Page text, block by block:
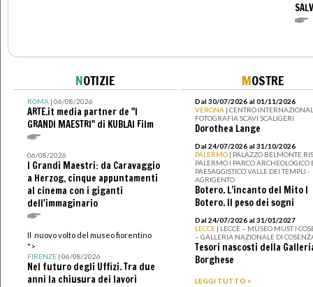
NOTIZIE
ROMA| 06/08/2026
ARTE.it media partner de "I
GRANDI MAESTRI" di KUBLAI Film
06/08/2026
I Grandi Maestri: da Caravaggio
a Herzog, cinque appuntamenti
al cinema con i giganti
dell'immaginario
Il nuovo volto del museo fiorentino
">
FIRENZE| 06/08/2026
Nel futuro degli Uffizi. Tra due
anni la chiusura dei lavori
MOSTRE
Dal 30/07/2026 al 01/11/2026
VERONA | CENTRO
FOTOGRAFIA SCAVI SCALIGERI
Dorothea Lange
Dal 24/07/2026 al 31/10/2026
PALERMO | PALAZZO BELMONTE
PALERMO I PARCO ARCHEOLOGICO
PAESAGGISTICO VALLE DEI TEMPLI -
AGRIGENTO
Botero. L’incanto del Mito I
Botero. Il peso dei sogni
Dal 24/07/2026 al 31/01/2027
LECCE | LECCE – MUSEO MUST I
– GALLERIA NAZIONALE DI
Tesori nascosti della
Borghese
LEGGI TUTTO >